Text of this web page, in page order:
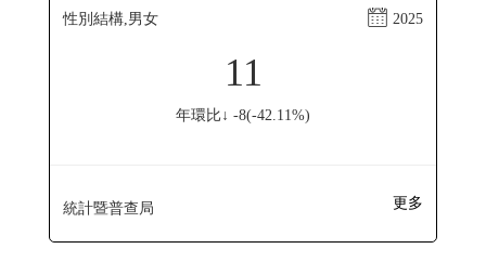
性別結構,男女 2025
11
年環比↓ -8(-42.11%)
統計暨普查局 更多